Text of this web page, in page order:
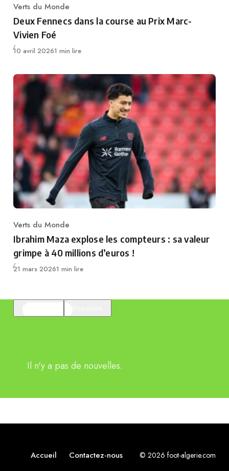
Category
Verts du Monde
Deux Fennecs dans la course au Prix Marc-
Vivien Foé
Publié
10 avril 20261 min lire
Category
Verts du Monde
Ibrahim Maza explose les compteurs : sa valeur
grimpe à 40 millions d’euros !
Publié
21 mars 20261 min lire
Il n'y a pas de nouvelles.
Accueil Contactez-nous © 2026 foot-algerie.com